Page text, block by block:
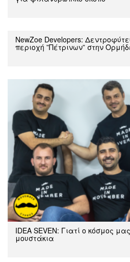
NewZoe Developers:
περιοχή ”Πέτρινων” στην
IDEA SEVEN: Γιατί ο κόσμος
μουστάκια